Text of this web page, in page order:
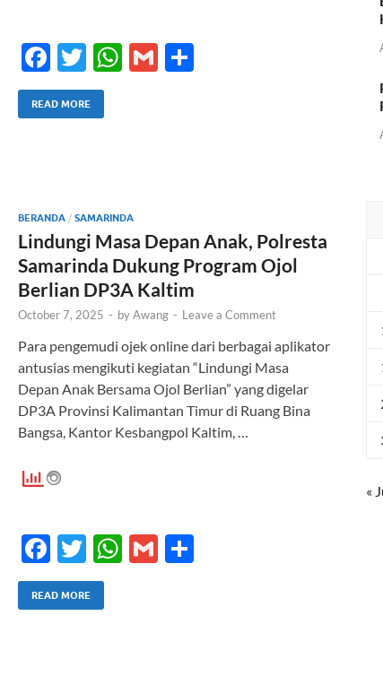
F
ac
e
k
T
w
itt
W
p
G
READ MORE
BERANDA / SAMARINDA
Lindungi Masa Depan Anak, Polresta
Samarinda Dukung Program Ojol
Berlian DP3A Kaltim
October 7, 2025 - byAwang - Leave a Comment
Para pengemudi ojek online dari berbagai aplikator
antusias mengikuti kegiatan “Lindungi Masa
Depan Anak Bersama Ojol Berlian” yang digelar
DP3A Provinsi Kalimantan Timur di Ruang Bina
Bangsa, Kantor Kesbangpol Kaltim, …
F
ac
e
T
w
itt
W G
READ MORE
«